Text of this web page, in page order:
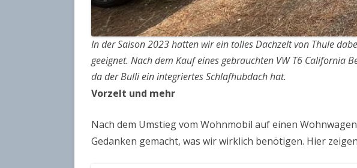
In der Saison 2023 hatten wir ein tolles Dachzelt von Thule
geeignet. Nach dem Kauf eines gebrauchten VW T6 California
da der Bulli ein integriertes Schlafhubdach hat.
Vorzelt und mehr
Nach dem Umstieg vom Wohnmobil auf einen
Gedanken gemacht, was wir wirklich benötigen. Hier